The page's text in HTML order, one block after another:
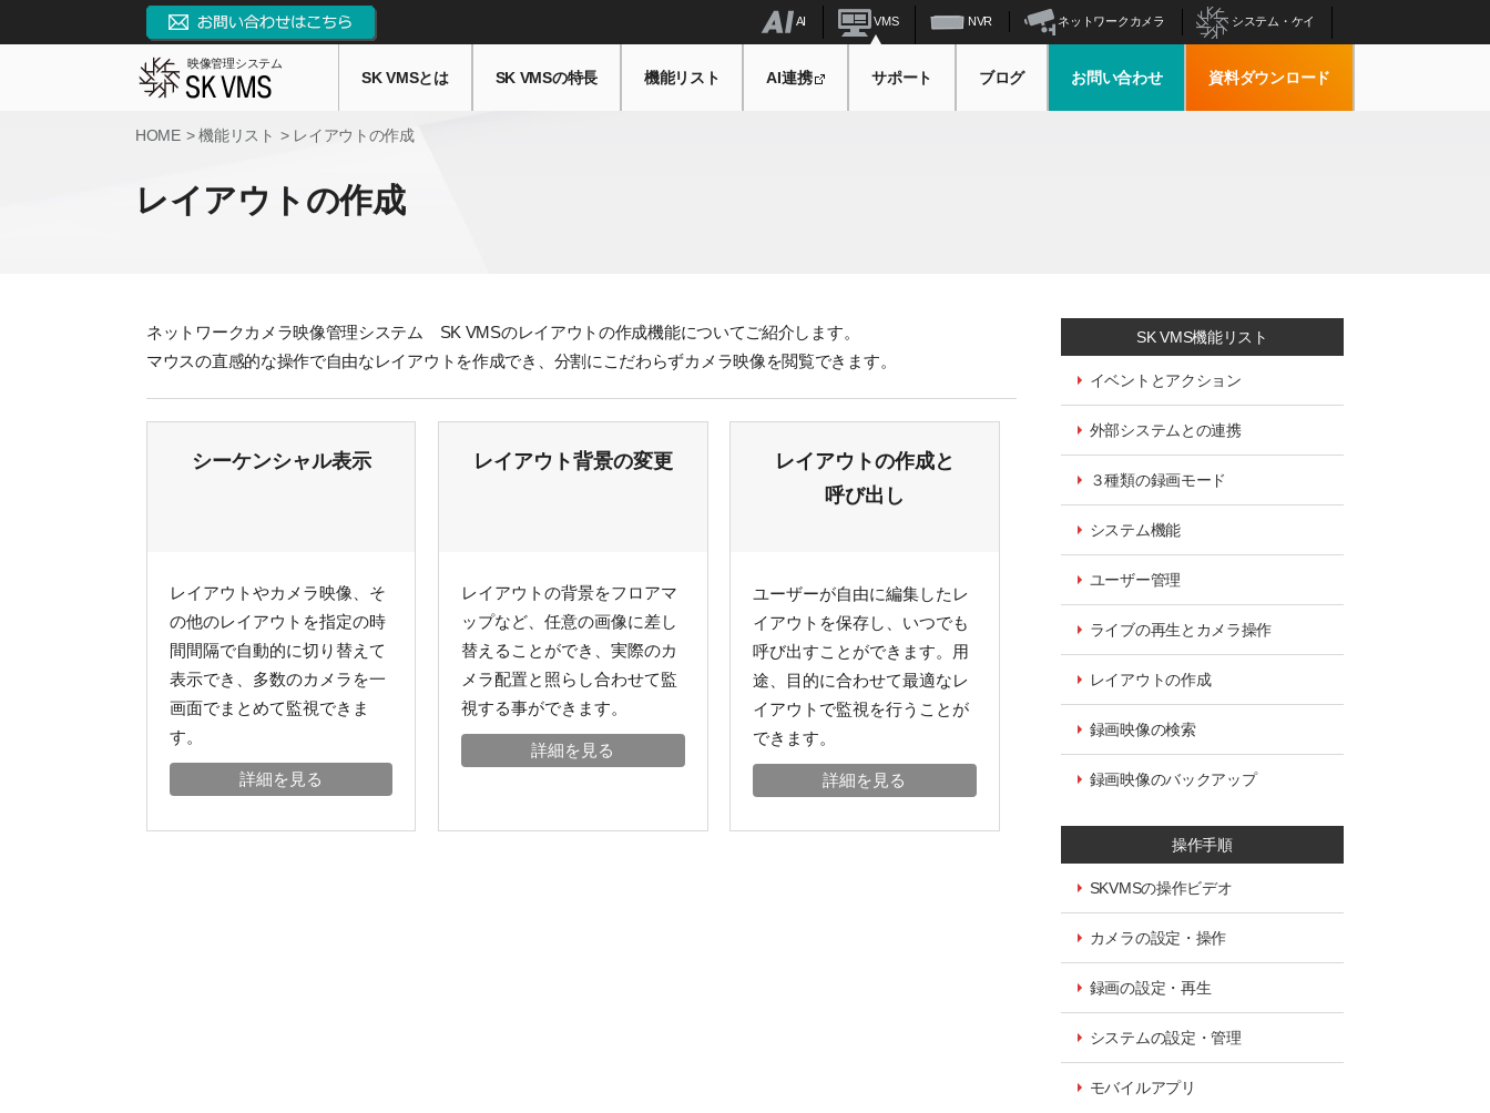
AI VMS NVR ネットワークカメラ システム・ケイ
映像管理システム
SK VMSとは SK VMSの特長 機能リスト AI連携 サポート ブログ お問い合わせ 資料ダウンロード
HOME 機能リスト レイアウトの作成
レイアウトの作成
ネットワークカメラ映像管理システム SK VMSのレイアウトの作成機能についてご紹介します。
マウスの直感的な操作で自由なレイアウトを作成でき、分割にこだわらずカメラ映像を閲覧できます。
シーケンシャル表示
レイアウトやカメラ映像、そ
の他のレイアウトを指定の時
間間隔で自動的に切り替えて
表示でき、多数のカメラを一
画面でまとめて監視できま
す。
詳細を見る
レイアウト背景の変更
レイアウトの背景をフロアマ
ップなど、任意の画像に差し
替えることができ、実際のカ
メラ配置と照らし合わせて監
視する事ができます。
詳細を見る
レイアウトの作成と
呼び出し
ユーザーが自由に編集したレ
イアウトを保存し、いつでも
呼び出すことができます。用
途、目的に合わせて最適なレ
イアウトで監視を行うことが
できます。
詳細を見る
SK VMS機能リスト
イベントとアクション
外部システムとの連携
３種類の録画モード
システム機能
ユーザー管理
ライブの再生とカメラ操作
レイアウトの作成
録画映像の検索
録画映像のバックアップ
操作手順
SKVMSの操作ビデオ
カメラの設定・操作
録画の設定・再生
システムの設定・管理
モバイルアプリ